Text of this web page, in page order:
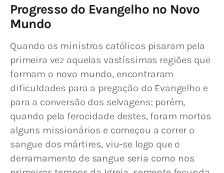
Progresso do Evangelho no Novo
Mundo
Quando os ministros católicos pisaram pela
primeira vez aquelas vastíssimas regiões que
formam o novo mundo, encontraram
dificuldades para a pregação do Evangelho e
para a conversão dos selvagens; porém,
quando pela ferocidade destes, foram mortos
alguns missionários e começou a correr o
sangue dos mártires, viu-se logo que o
derramamento de sangue seria como nos